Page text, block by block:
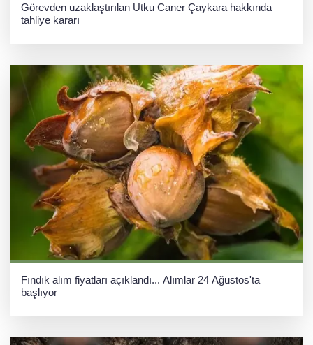
Görevden uzaklaştırılan Utku Caner Çaykara hakkında
tahliye kararı
Fındık alım fiyatları açıklandı... Alımlar 24 Ağustos'ta
başlıyor